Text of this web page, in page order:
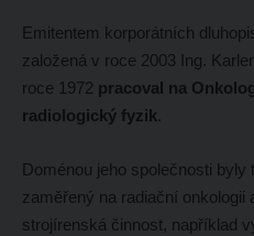
Emitentem korporátních
založená v roce 2003 Ing.
roce 1972 pracoval na
radiologický fyzik.
Doménou jeho společnosti
zaměřený na radiační
strojírenská činnost, například